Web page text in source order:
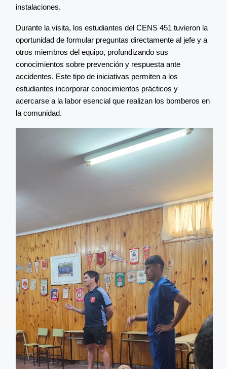
instalaciones.
Durante la visita, los estudiantes del CENS 451 tuvieron la
oportunidad de formular preguntas directamente al jefe y a
otros miembros del equipo, profundizando sus
conocimientos sobre prevención y respuesta ante
accidentes. Este tipo de iniciativas permiten a los
estudiantes incorporar conocimientos prácticos y
acercarse a la labor esencial que realizan los bomberos en
la comunidad.